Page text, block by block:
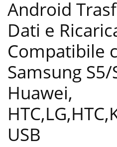
Android
Dati e
Compatibile
Samsung S5/
Huawei,
USB